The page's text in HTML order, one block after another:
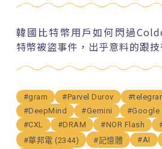
韓國比特幣用戶如何閃過
特幣被盜事件，出乎意料的跟
#gram #Parvel Durov
#DeepMind
#Gemini #Google
#CXL
#DRAM #NOR Flash
#華邦電 (2344)
#記憶體 #AI